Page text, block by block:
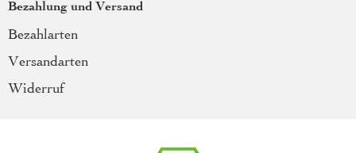
Bezahlung und Versand
Bezahlarten
Versandarten
Widerruf